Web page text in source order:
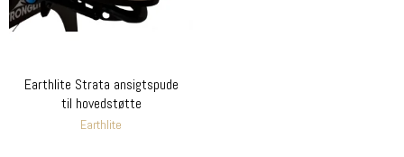
Earthlite Strata ansigtspude
til hovedstøtte
Earthlite